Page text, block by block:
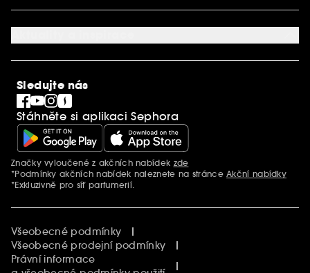
Nastavení souborů cookie
O společnosti Sephora
Kariéra
SEPHORiA
Blog Sephora
Singles´ Day
Black Friday
Cyber Monday
Vánoce
Sledujte nás
Stáhněte si aplikaci Sephora
Další informace
Značky vyloučené z akčních nabídek zde
*Podmínky akčních nabídek naleznete na stránceAkční nabídky
*Exkluzivně pro síť parfumerií.
Všeobecné podmínky
Všeobecné prodejní podmínky
Právní informace